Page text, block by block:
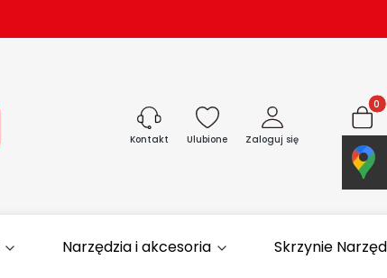
Kontakt Ulubione Zaloguj się Koszyk
Narzędzia i akcesoria Skrzynie